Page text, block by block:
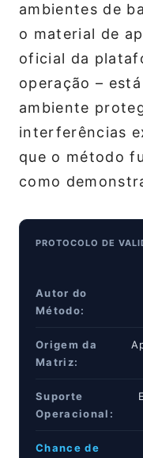
ambientes de
o material de
oficial da
operação –
ambiente
interferências
que o método
como
PROTOCOLO DE
Autor do
Método:
Origem da
Matriz:
Suporte
Operacional:
Chance de